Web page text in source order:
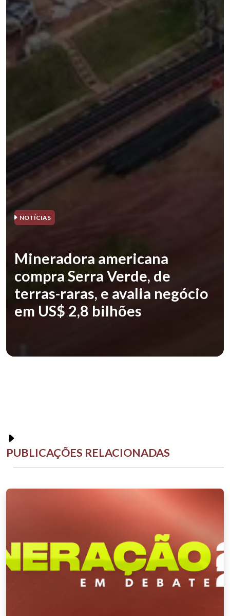
NOTÍCIAS
Mineradora americana
compra Serra Verde, de
terras-raras, e avalia negócio
em US$ 2,8 bilhões
PUBLICAÇÕES RELACIONADAS